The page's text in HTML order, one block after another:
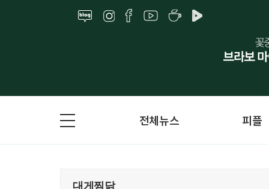
전체뉴스 피플